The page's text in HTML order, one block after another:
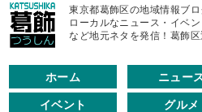
東京都葛飾区の地域情報ブ
ローカルなニュース・イベ
など地元ネタを発信！葛飾
ホーム ニュー
イベント グルメ